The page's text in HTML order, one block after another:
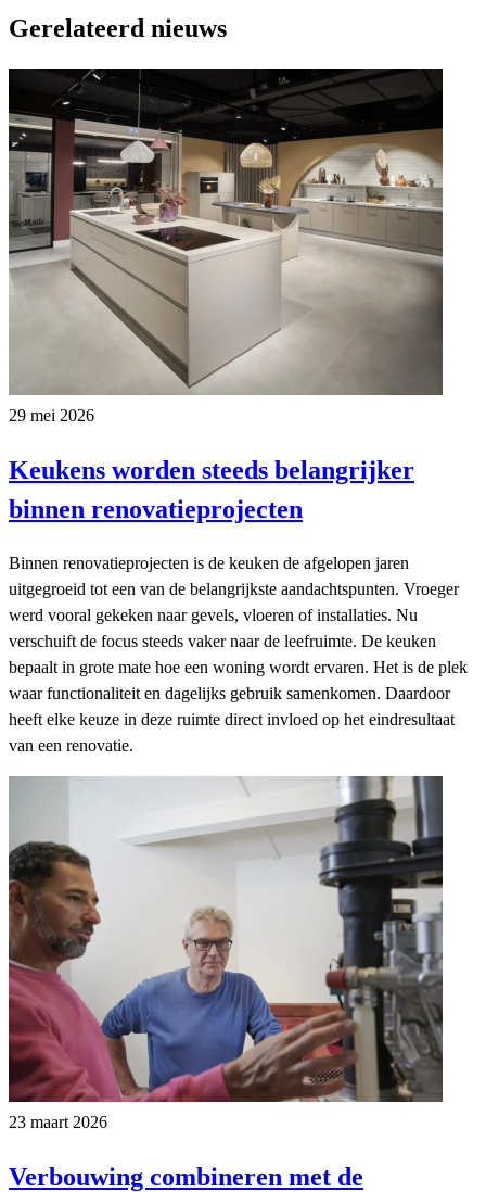
Gerelateerd nieuws
29 mei 2026
Keukens worden steeds belangrijker
binnen renovatieprojecten
Binnen renovatieprojecten is de keuken de afgelopen jaren
uitgegroeid tot een van de belangrijkste aandachtspunten. Vroeger
werd vooral gekeken naar gevels, vloeren of installaties. Nu
verschuift de focus steeds vaker naar de leefruimte. De keuken
bepaalt in grote mate hoe een woning wordt ervaren. Het is de plek
waar functionaliteit en dagelijks gebruik samenkomen. Daardoor
heeft elke keuze in deze ruimte direct invloed op het eindresultaat
van een renovatie.
23 maart 2026
Verbouwing combineren met de